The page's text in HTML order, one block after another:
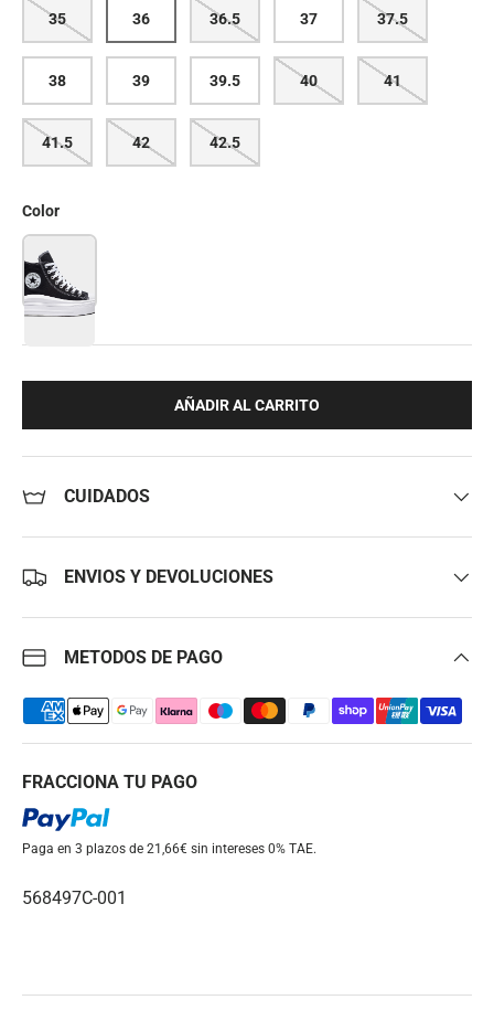
35 36 36.5 37 37.5
38 39 39.5 40 41
41.5 42 42.5
Color
AÑADIR AL CARRITO
CUIDADOS
ENVIOS Y DEVOLUCIONES
METODOS DE PAGO
FRACCIONA TU PAGO
Paga en 3 plazos de 21,66€ sin intereses 0% TAE.
568497C-001